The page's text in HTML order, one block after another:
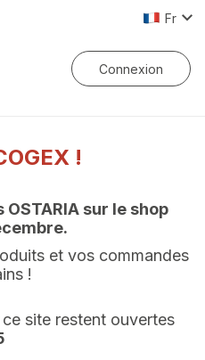
Langue
Fr
Connexion
!
sur le shop
et vos commandes
!
site restent ouvertes